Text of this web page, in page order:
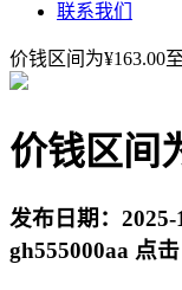
联系我们
价钱区间为¥163.00
价钱区间
发布日期： 2025-
gh555000aa 点击